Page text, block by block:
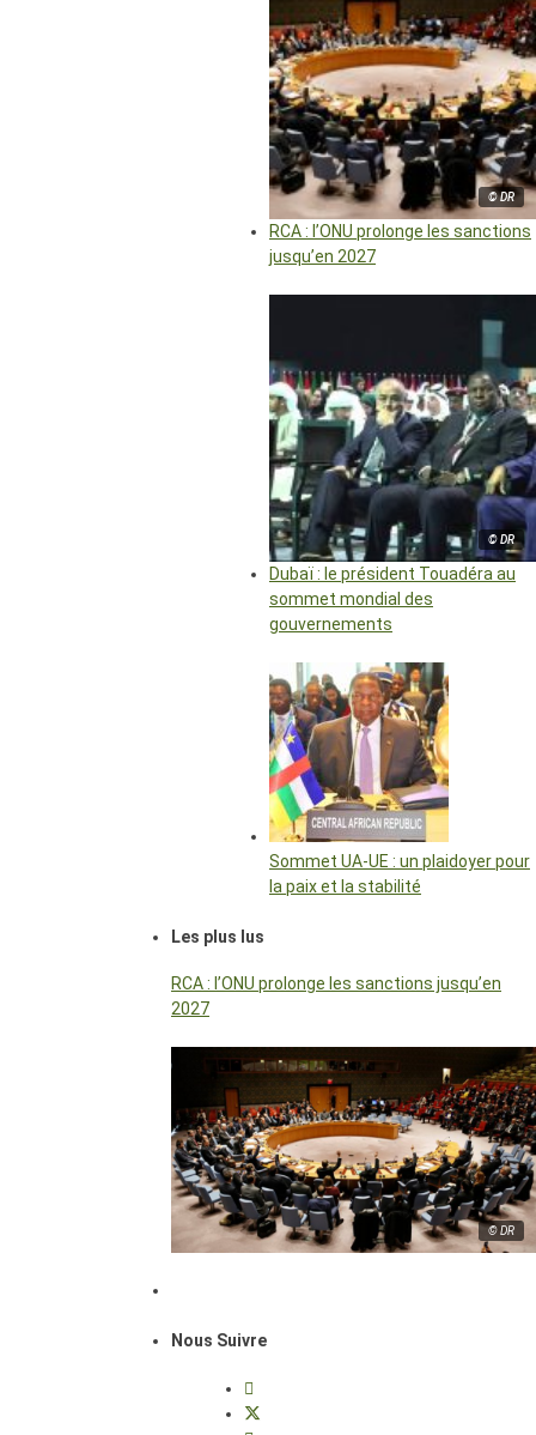
© DR
RCA : l’ONU prolonge les sanctions
jusqu’en 2027
© DR
Dubaï : le président Touadéra au
sommet mondial des
gouvernements
Sommet UA-UE : un plaidoyer pour
la paix et la stabilité
Les plus lus
RCA : l’ONU prolonge les sanctions jusqu’en
2027
© DR
Nous Suivre